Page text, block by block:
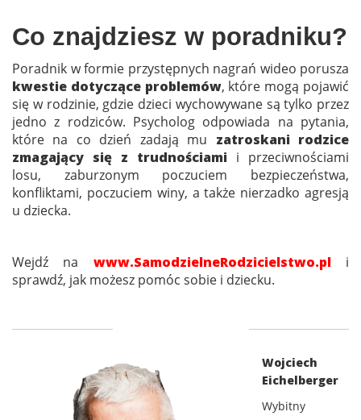
Co znajdziesz w poradniku?
Poradnik w formie przystępnych nagrań wideo porusza
kwestie dotyczące problemów, które mogą pojawić
się w rodzinie, gdzie dzieci wychowywane są tylko przez
jedno z rodziców. Psycholog odpowiada na pytania,
które na co dzień zadają mu zatroskani rodzice
zmagający się z trudnościami i przeciwnościami
losu, zaburzonym poczuciem bezpieczeństwa,
konfliktami, poczuciem winy, a także nierzadko agresją
u dziecka.
Wejdź na www.SamodzielneRodzicielstwo.pli
sprawdź, jak możesz pomóc sobie i dziecku.
Wojciech
Eichelberger
Wybitny